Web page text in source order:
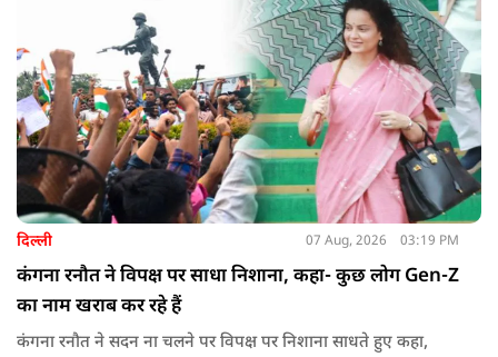
दिल्ली 07 Aug, 2026 03:19 PM
कंगना रनौत ने विपक्ष पर साधा निशाना, कहा- कुछ लोग Gen-Z
का नाम खराब कर रहे हैं
कंगना रनौत ने सदन ना चलने पर विपक्ष पर निशाना साधते हुए कहा,